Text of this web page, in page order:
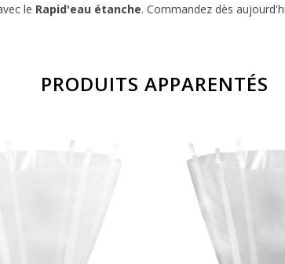
le Rapid'eau étanche. Commandez dès
PRODUITS APPARENTÉS